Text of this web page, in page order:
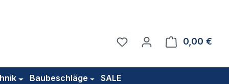
Du hast 0 Produkte auf
0,00 €
Baubeschläge SALE